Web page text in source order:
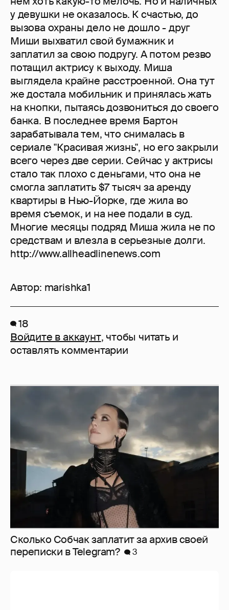
у девушки не оказалось. К счастью, до
вызова охраны дело не дошло - друг
Миши выхватил свой бумажник и
заплатил за свою подругу. А потом резво
потащил актрису к выходу. Миша
выглядела крайне расстроенной. Она тут
же достала мобильник и принялась жать
на кнопки, пытаясь дозвониться до своего
банка. В последнее время Бартон
зарабатывала тем, что снималась в
сериале "Красивая жизнь", но его закрыли
всего через две серии. Сейчас у актрисы
стало так плохо с деньгами, что она не
смогла заплатить $7 тысяч за аренду
квартиры в Нью-Йорке, где жила во
время съемок, и на нее подали в суд.
Многие месяцы подряд Миша жила не по
средствам и влезла в серьезные долги.
http://www.allheadlinenews.com
Автор: marishka1
18
Войдите в аккаунт, чтобы читать и
оставлять комментарии
Сколько Собчак заплатит за архив своей
перeписки в Telegram?
3